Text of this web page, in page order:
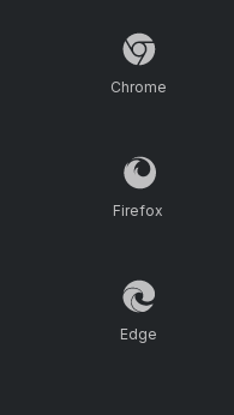
Chrome
Firefox
Edge